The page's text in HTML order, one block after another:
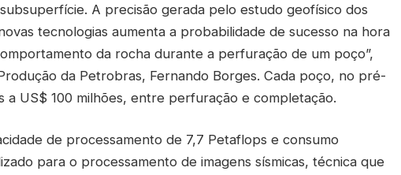
A precisão gerada pelo estudo geofísico dos
tecnologias aumenta a probabilidade de sucesso na hora
da rocha durante a perfuração de um poço”,
da Petrobras, Fernando Borges. Cada poço, no pré-
a US$ 100 milhões, entre perfuração e completação.
de processamento de 7,7 Petaflops e consumo
para o processamento de imagens sísmicas, técnica que